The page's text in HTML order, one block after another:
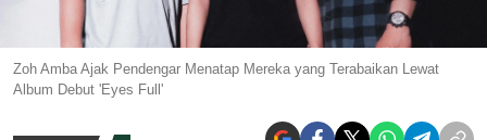
Zoh Amba Ajak Pendengar Menatap Mereka yang Terabaikan Lewat
Album Debut 'Eyes Full'